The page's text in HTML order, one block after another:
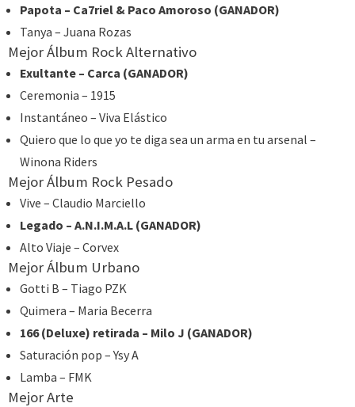
Papota – Ca7riel & Paco Amoroso (GANADOR)
Tanya – Juana Rozas
Mejor Álbum Rock Alternativo
Exultante – Carca (GANADOR)
Ceremonia – 1915
Instantáneo – Viva Elástico
Quiero que lo que yo te diga sea un arma en tu arsenal –
Winona Riders
Mejor Álbum Rock Pesado
Vive – Claudio Marciello
Legado – A.N.I.M.A.L (GANADOR)
Alto Viaje – Corvex
Mejor Álbum Urbano
Gotti B – Tiago PZK
Quimera – Maria Becerra
166 (Deluxe) retirada – Milo J (GANADOR)
Saturación pop – Ysy A
Lamba – FMK
Mejor Arte